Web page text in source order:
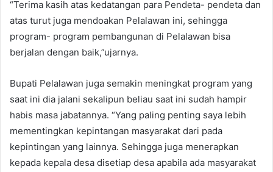
“Terima kasih atas kedatangan para Pendeta- pendeta dan
atas turut juga mendoakan Pelalawan ini, sehingga
program- program pembangunan di Pelalawan bisa
berjalan dengan baik,”ujarnya.
Bupati Pelalawan juga semakin meningkat program yang
saat ini dia jalani sekalipun beliau saat ini sudah hampir
habis masa jabatannya. “Yang paling penting saya lebih
mementingkan kepintangan masyarakat dari pada
kepintingan yang lainnya. Sehingga juga menerapkan
kepada kepala desa disetiap desa apabila ada masyarakat